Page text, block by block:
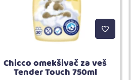
Chicco omekšivač za veš
Tender Touch 750ml